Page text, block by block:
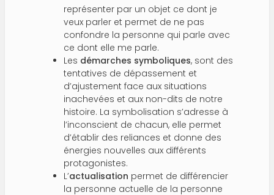
représenter par un objet ce dont je
veux parler et permet de ne pas
confondre la personne qui parle avec
ce dont elle me parle.
Les démarches symboliques, sont des
tentatives de dépassement et
d’ajustement face aux situations
inachevées et aux non-dits de notre
histoire. La symbolisation s’adresse à
l’inconscient de chacun, elle permet
d’établir des reliances et donne des
énergies nouvelles aux différents
protagonistes.
L’actualisation permet de différencier
la personne actuelle de la personne